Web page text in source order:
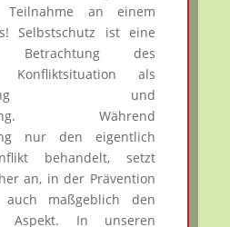
Teilnahme an einem
Selbstschutz ist eine
Betrachtung des
Konfliktsituation als
und
Während
nur den eigentlich
behandelt, setzt
an, in der Prävention
maßgeblich den
Aspekt. In unseren